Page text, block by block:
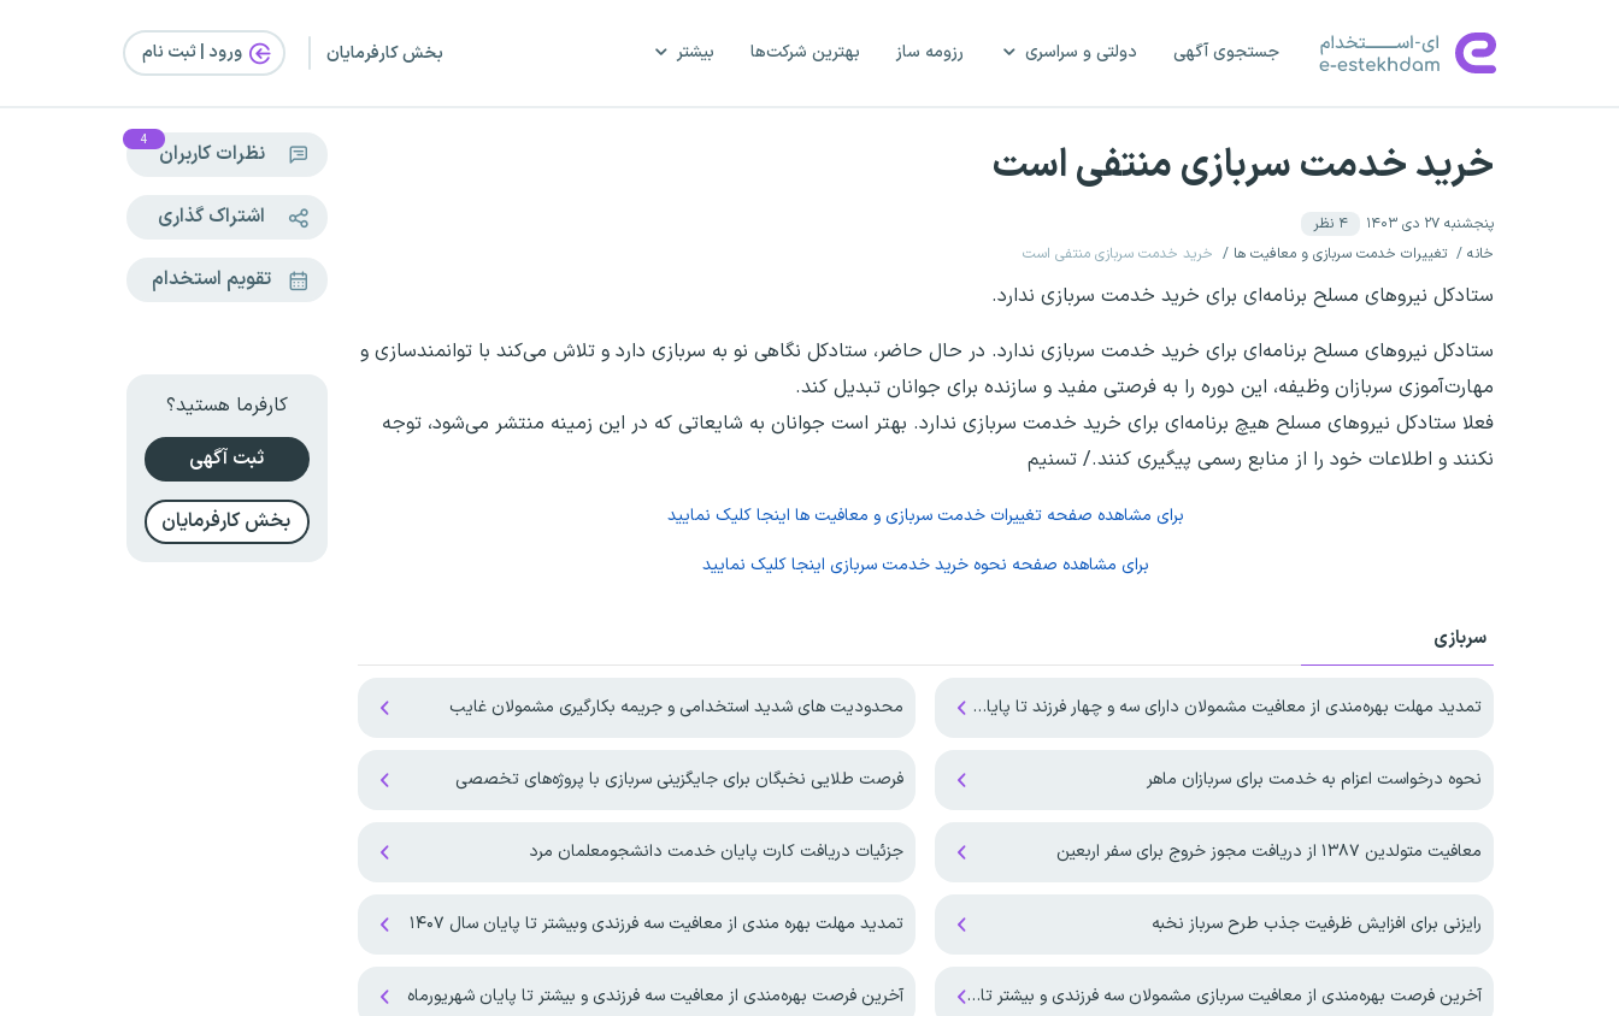
جستجوی آگهی دولتی و سراسری رزومه ساز بهترین شرکت‌ها بیشتر بخش کارفرمایان ورود | ثبت‌ نام
خرید خدمت سربازی منتفی است
پنجشنبه ۲۷ دی ۱۴۰۳ ۴ نظر
خانه
تغییرات خدمت سربازی و معافیت ها خرید خدمت سربازی منتفی است
ستادکل نیروهای مسلح برنامه‌ای برای خرید خدمت سربازی ندارد.
ستادکل نیروهای مسلح برنامه‌ای برای خرید خدمت سربازی ندارد. در حال حاضر، ستادکل نگاهی نو به سربازی دارد و تلاش می‌کند با توانمندسازی و
مهارت‌آموزی سربازان وظیفه، این دوره را به فرصتی مفید و سازنده برای جوانان تبدیل کند.
فعلا ستادکل نیروهای مسلح هیچ برنامه‌ای برای خرید خدمت سربازی ندارد. بهتر است جوانان به شایعاتی که در این زمینه منتشر می‌شود، توجه
نکنند و اطلاعات خود را از منابع رسمی پیگیری کنند./ تسنیم
برای مشاهده صفحه تغییرات خدمت سربازی و معافیت ها اینجا کلیک نمایید
برای مشاهده صفحه نحوه خرید خدمت سربازی اینجا کلیک نمایید
سربازی
تمدید مهلت بهره‌مندی از معافیت مشمولان دارای سه و چهار فرزند تا پایان ۱۴۰۷ محدودیت های شدید استخدامی و جریمه بکارگیری مشمولان غایب
نحوه درخواست اعزام به خدمت برای سربازان ماهر فرصت طلایی نخبگان برای جایگزینی سربازی با پروژه‌های تخصصی
معافیت متولدین ۱۳۸۷ از دریافت مجوز خروج برای سفر اربعین جزئیات دریافت کارت پایان خدمت دانشجومعلمان مرد
رایزنی برای افزایش ظرفیت جذب طرح سرباز نخبه تمدید مهلت بهره مندی از معافیت سه فرزندی وبیشتر تا پایان سال ۱۴۰۷ ‌
آخرین فرصت بهره‌مندی از معافیت سربازی مشمولان سه فرزندی و بیشتر تا پایان شهریور ماه ۱۴۰۵ آخرین فرصت بهره‌مندی از معافیت سه فرزندی و بیشتر تا پایان شهریورماه
نظرات کاربران 4
اشتراک گذاری
تقویم استخدام
کارفرما هستید؟
ثبت آگهی
بخش کارفرمایان